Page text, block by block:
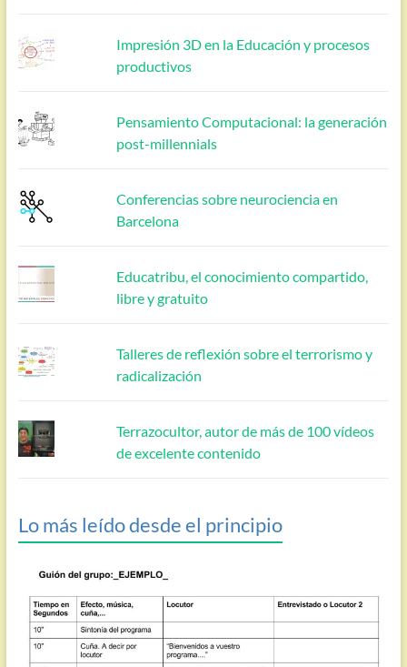
Impresión 3D en la Educación y procesos
productivos
Pensamiento Computacional: la generación
post-millennials
Conferencias sobre neurociencia en
Barcelona
Educatribu, el conocimiento compartido,
libre y gratuito
Talleres de reflexión sobre el terrorismo y
radicalización
Terrazocultor, autor de más de 100 vídeos
de excelente contenido
Lo más leído desde el principio